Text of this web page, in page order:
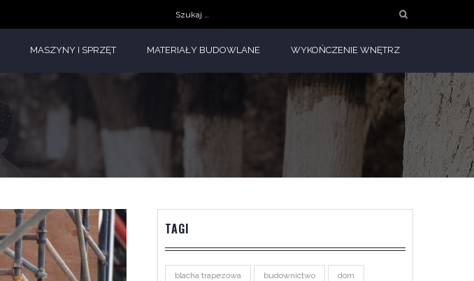
Szukaj:
MASZYNY I SPRZĘT MATERIAŁY BUDOWLANE WYKOŃCZENIE WNĘTRZ
TAGI
blacha trapezowa budownictwo dom